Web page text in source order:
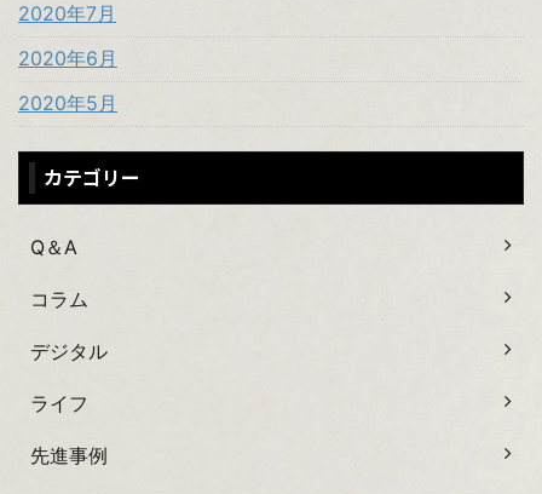
2020年7月
2020年6月
2020年5月
カテゴリー
Q＆A
コラム
デジタル
ライフ
先進事例